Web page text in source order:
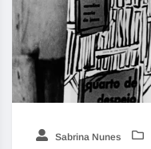
Sabrina Nunes